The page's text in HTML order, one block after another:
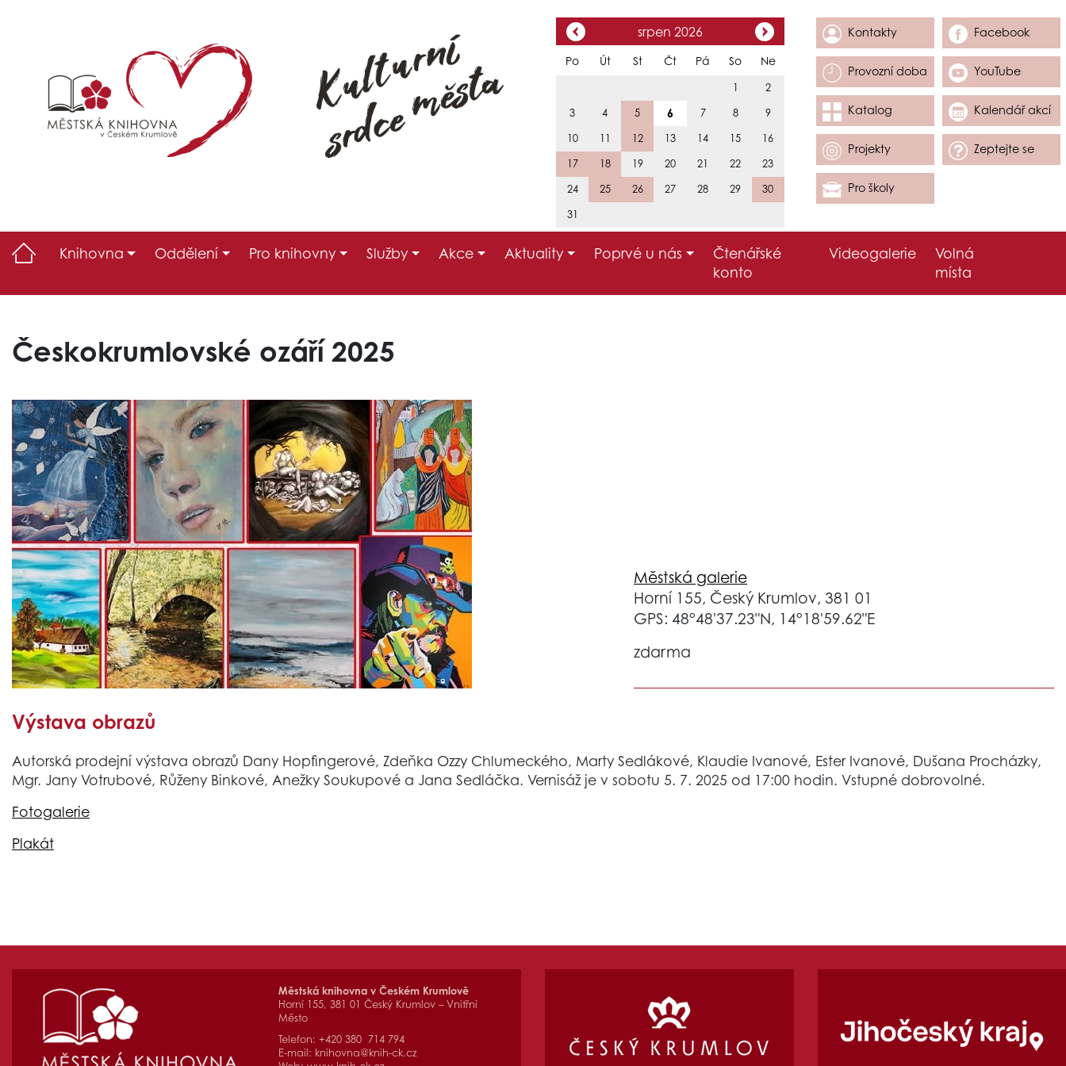
srpen 2026
Po Út St Čt Pá So Ne
1 2
3 4 5 6 7 8 9
10 11 12 13 14 15 16
17 18 19 20 21 22 23
24 25 26 27 28 29 30
31
Kontakty Facebook
Provozní doba YouTube
Katalog Kalendář akcí
Projekty Zeptejte se
Pro školy
Knihovna Oddělení Pro knihovny Služby Akce Aktuality Poprvé u nás
Čtenářské
konto
Videogalerie
Volná
místa
Českokrumlovské ozáří 2025
Městská galerie
Horní 155, Český Krumlov, 381 01
GPS: 48°48'37.23"N, 14°18'59.62"E
zdarma
Výstava obrazů
Autorská prodejní výstava obrazů Dany Hopfingerové, Zdeňka Ozzy Chlumeckého, Marty Sedlákové, Klaudie Ivanové, Ester Ivanové, Dušana Procházky,
Mgr. Jany Votrubové, Růženy Binkové, Anežky Soukupové a Jana Sedláčka. Vernisáž je v sobotu 5. 7. 2025 od 17:00 hodin. Vstupné dobrovolné.
Fotogalerie
Plakát
Městská knihovna v Českém Krumlově
Horní 155, 381 01 Český Krumlov – Vnitřní
Město
Telefon: +420 380 714 794
E-mail: knihovna@knih-ck.cz